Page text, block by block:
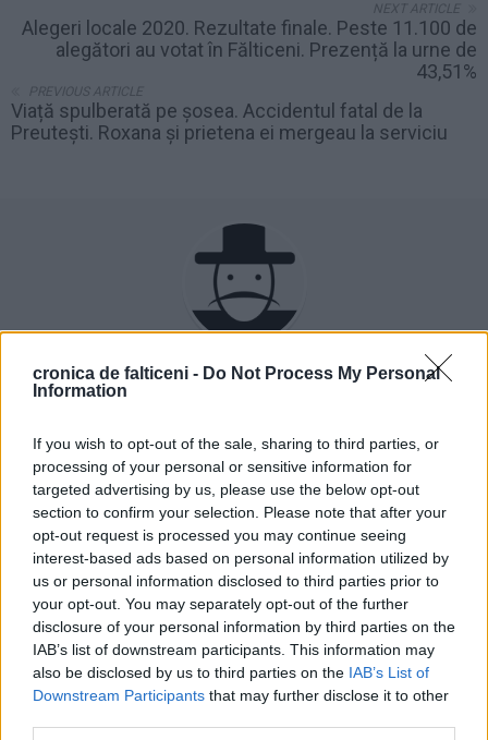
cronica de falticeni - Do Not Process My Personal
Information
If you wish to opt-out of the sale, sharing to third parties, or
processing of your personal or sensitive information for
targeted advertising by us, please use the below opt-out
section to confirm your selection. Please note that after your
opt-out request is processed you may continue seeing
interest-based ads based on personal information utilized by
us or personal information disclosed to third parties prior to
your opt-out. You may separately opt-out of the further
disclosure of your personal information by third parties on the
IAB’s list of downstream participants. This information may
also be disclosed by us to third parties on the IAB’s List of
Downstream Participants that may further disclose it to other
NEXT ARTICLE
Alegeri locale 2020. Rezultate finale. Peste 11.100 de
alegători au votat în Fălticeni. Prezență la urne de
43,51%
PREVIOUS ARTICLE
Viață spulberată pe șosea. Accidentul fatal de la
Preutești. Roxana și prietena ei mergeau la serviciu
Rudy Hödl
ȘTIRI
ALEGERI ALEGERI